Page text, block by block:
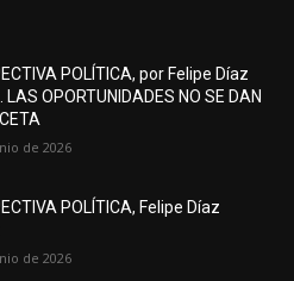
POLÍTICA, por Felipe Díaz
OPORTUNIDADES NO SE DAN
de 2026
POLÍTICA, Felipe Díaz
de 2026